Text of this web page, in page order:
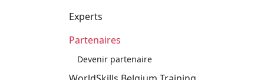
Experts
Partenaires
Devenir partenaire